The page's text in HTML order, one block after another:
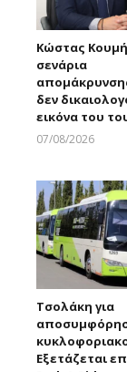
Κώστας
σενάρια
δεν
εικόνα του
07/08/2026
Τσολάκη για
Εξετάζεται